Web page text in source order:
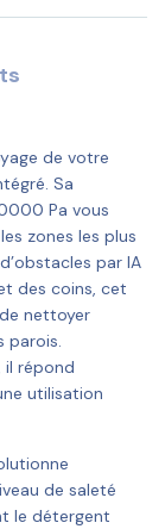
de votre
Sa
Pa vous
zones les plus
par IA
des coins, cet
nettoyer
parois.
il répond
utilisation
de saleté
le détergent